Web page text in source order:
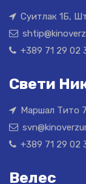
Суитлак 1Б,
+389 71 29 02
Свети
Маршал Тито
+389 71 29 02
Велес